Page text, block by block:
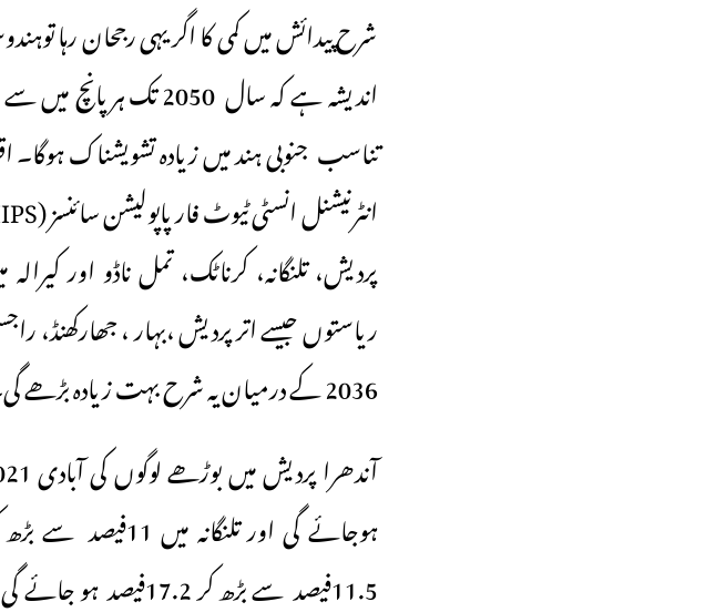
شرح پیدائش میں کمی کا اگر یہی رجحان رہا
پردیش، تلنگانہ، کرناٹک، تمل ناڈو اور
2036 کے درمیان یہ شرح بہت زیادہ بڑھے گی۔